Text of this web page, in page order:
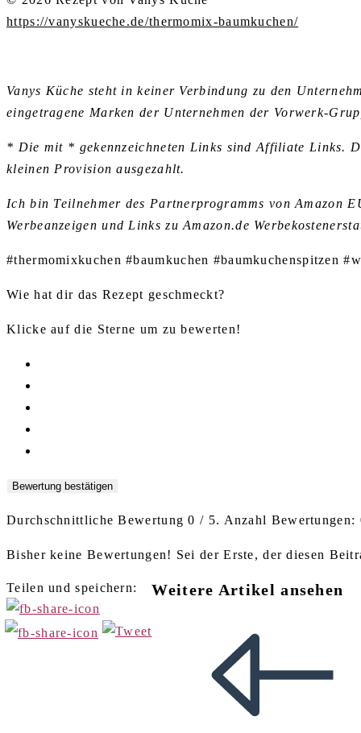
https://vanyskueche.de/thermomix-baumkuchen/
Vanys Küche steht in keiner Verbindung zu den
eingetragene Marken der Unternehmen der Vorwerk-
* Die mit * gekennzeichneten Links sind Affiliate Links.
kleinen Provision ausgezahlt.
Ich bin Teilnehmer des Partnerprogramms von Amazon
Werbeanzeigen und Links zu Amazon.de
#thermomixkuchen #baumkuchen #baumkuchenspitzen
Wie hat dir das Rezept geschmeckt?
Klicke auf die Sterne um zu bewerten!
Bewertung bestätigen
Durchschnittliche Bewertung0 / 5. Anzahl Bewertungen:
Bisher keine Bewertungen! Sei der Erste, der diesen
Teilen und speichern: Weitere Artikel ansehen